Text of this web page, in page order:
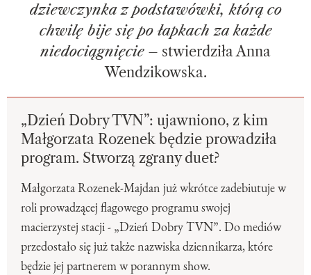
dziewczynka z podstawówki, którą co
chwilę bije się po łapkach za każde
niedociągnięcie – stwierdziła Anna
Wendzikowska.
„Dzień Dobry TVN”: ujawniono, z kim
Małgorzata Rozenek będzie prowadziła
program. Stworzą zgrany duet?
Małgorzata Rozenek-Majdan już wkrótce zadebiutuje w
roli prowadzącej flagowego programu swojej
macierzystej stacji - „Dzień Dobry TVN”. Do mediów
przedostało się już także nazwiska dziennikarza, które
będzie jej partnerem w porannym show.